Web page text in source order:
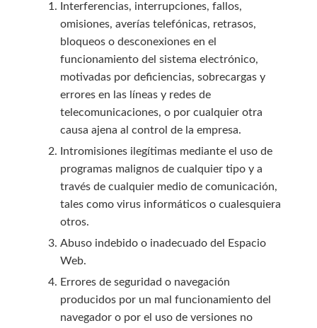
Interferencias, interrupciones, fallos,
omisiones, averías telefónicas, retrasos,
bloqueos o desconexiones en el
funcionamiento del sistema electrónico,
motivadas por deficiencias, sobrecargas y
errores en las líneas y redes de
telecomunicaciones, o por cualquier otra
causa ajena al control de la empresa.
Intromisiones ilegítimas mediante el uso de
programas malignos de cualquier tipo y a
través de cualquier medio de comunicación,
tales como virus informáticos o cualesquiera
otros.
Abuso indebido o inadecuado del Espacio
Web.
Errores de seguridad o navegación
producidos por un mal funcionamiento del
navegador o por el uso de versiones no